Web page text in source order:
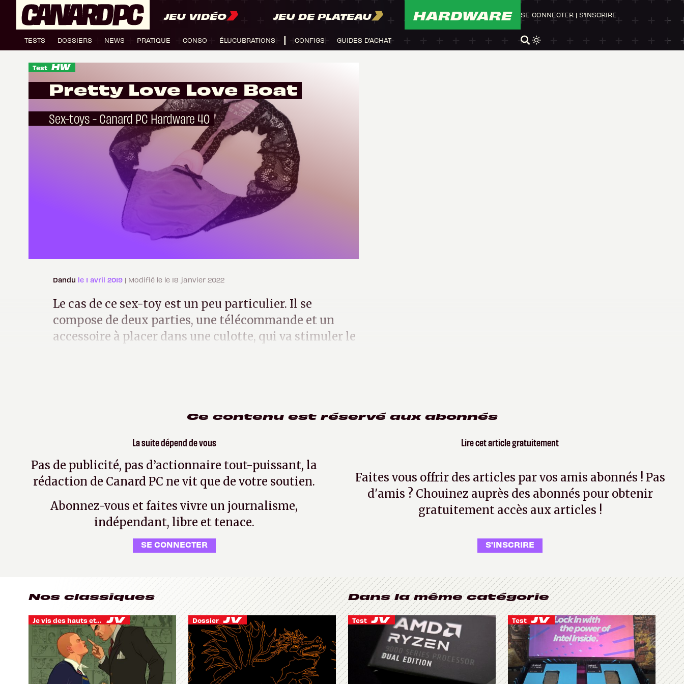
JEU VIDÉO JEU DE PLATEAU HARDWARE
TESTS DOSSIERS NEWS PRATIQUE CONSO ÉLUCUBRATIONS CONFIGS GUIDES D'ACHAT
SE CONNECTER | S'INSCRIRE
Test
Pretty Love Love Boat
Sex-toys - Canard PC Hardware 40
Dandu le 1 avril 2019 | Modifié le le 18 janvier 2022
Le cas de ce sex-toy est un peu particulier. Il se
compose de deux parties, une télécommande et un
accessoire à placer dans une culotte, qui va stimuler le
Ce contenu est réservé aux abonnés
La suite dépend de vous
Pas de publicité, pas d’actionnaire tout-puissant, la
rédaction de Canard PC ne vit que de votre soutien.
Abonnez-vous et faites vivre un journalisme,
indépendant, libre et tenace.
SE CONNECTER
Lire cet article gratuitement
Faites vous offrir des articles par vos amis abonnés ! Pas
d'amis ? Chouinez auprès des abonnés pour obtenir
gratuitement accès aux articles !
S'INSCRIRE
Nos classiques
Je vis des hauts et des bas Dossier
Dans la même catégorie
Test Test